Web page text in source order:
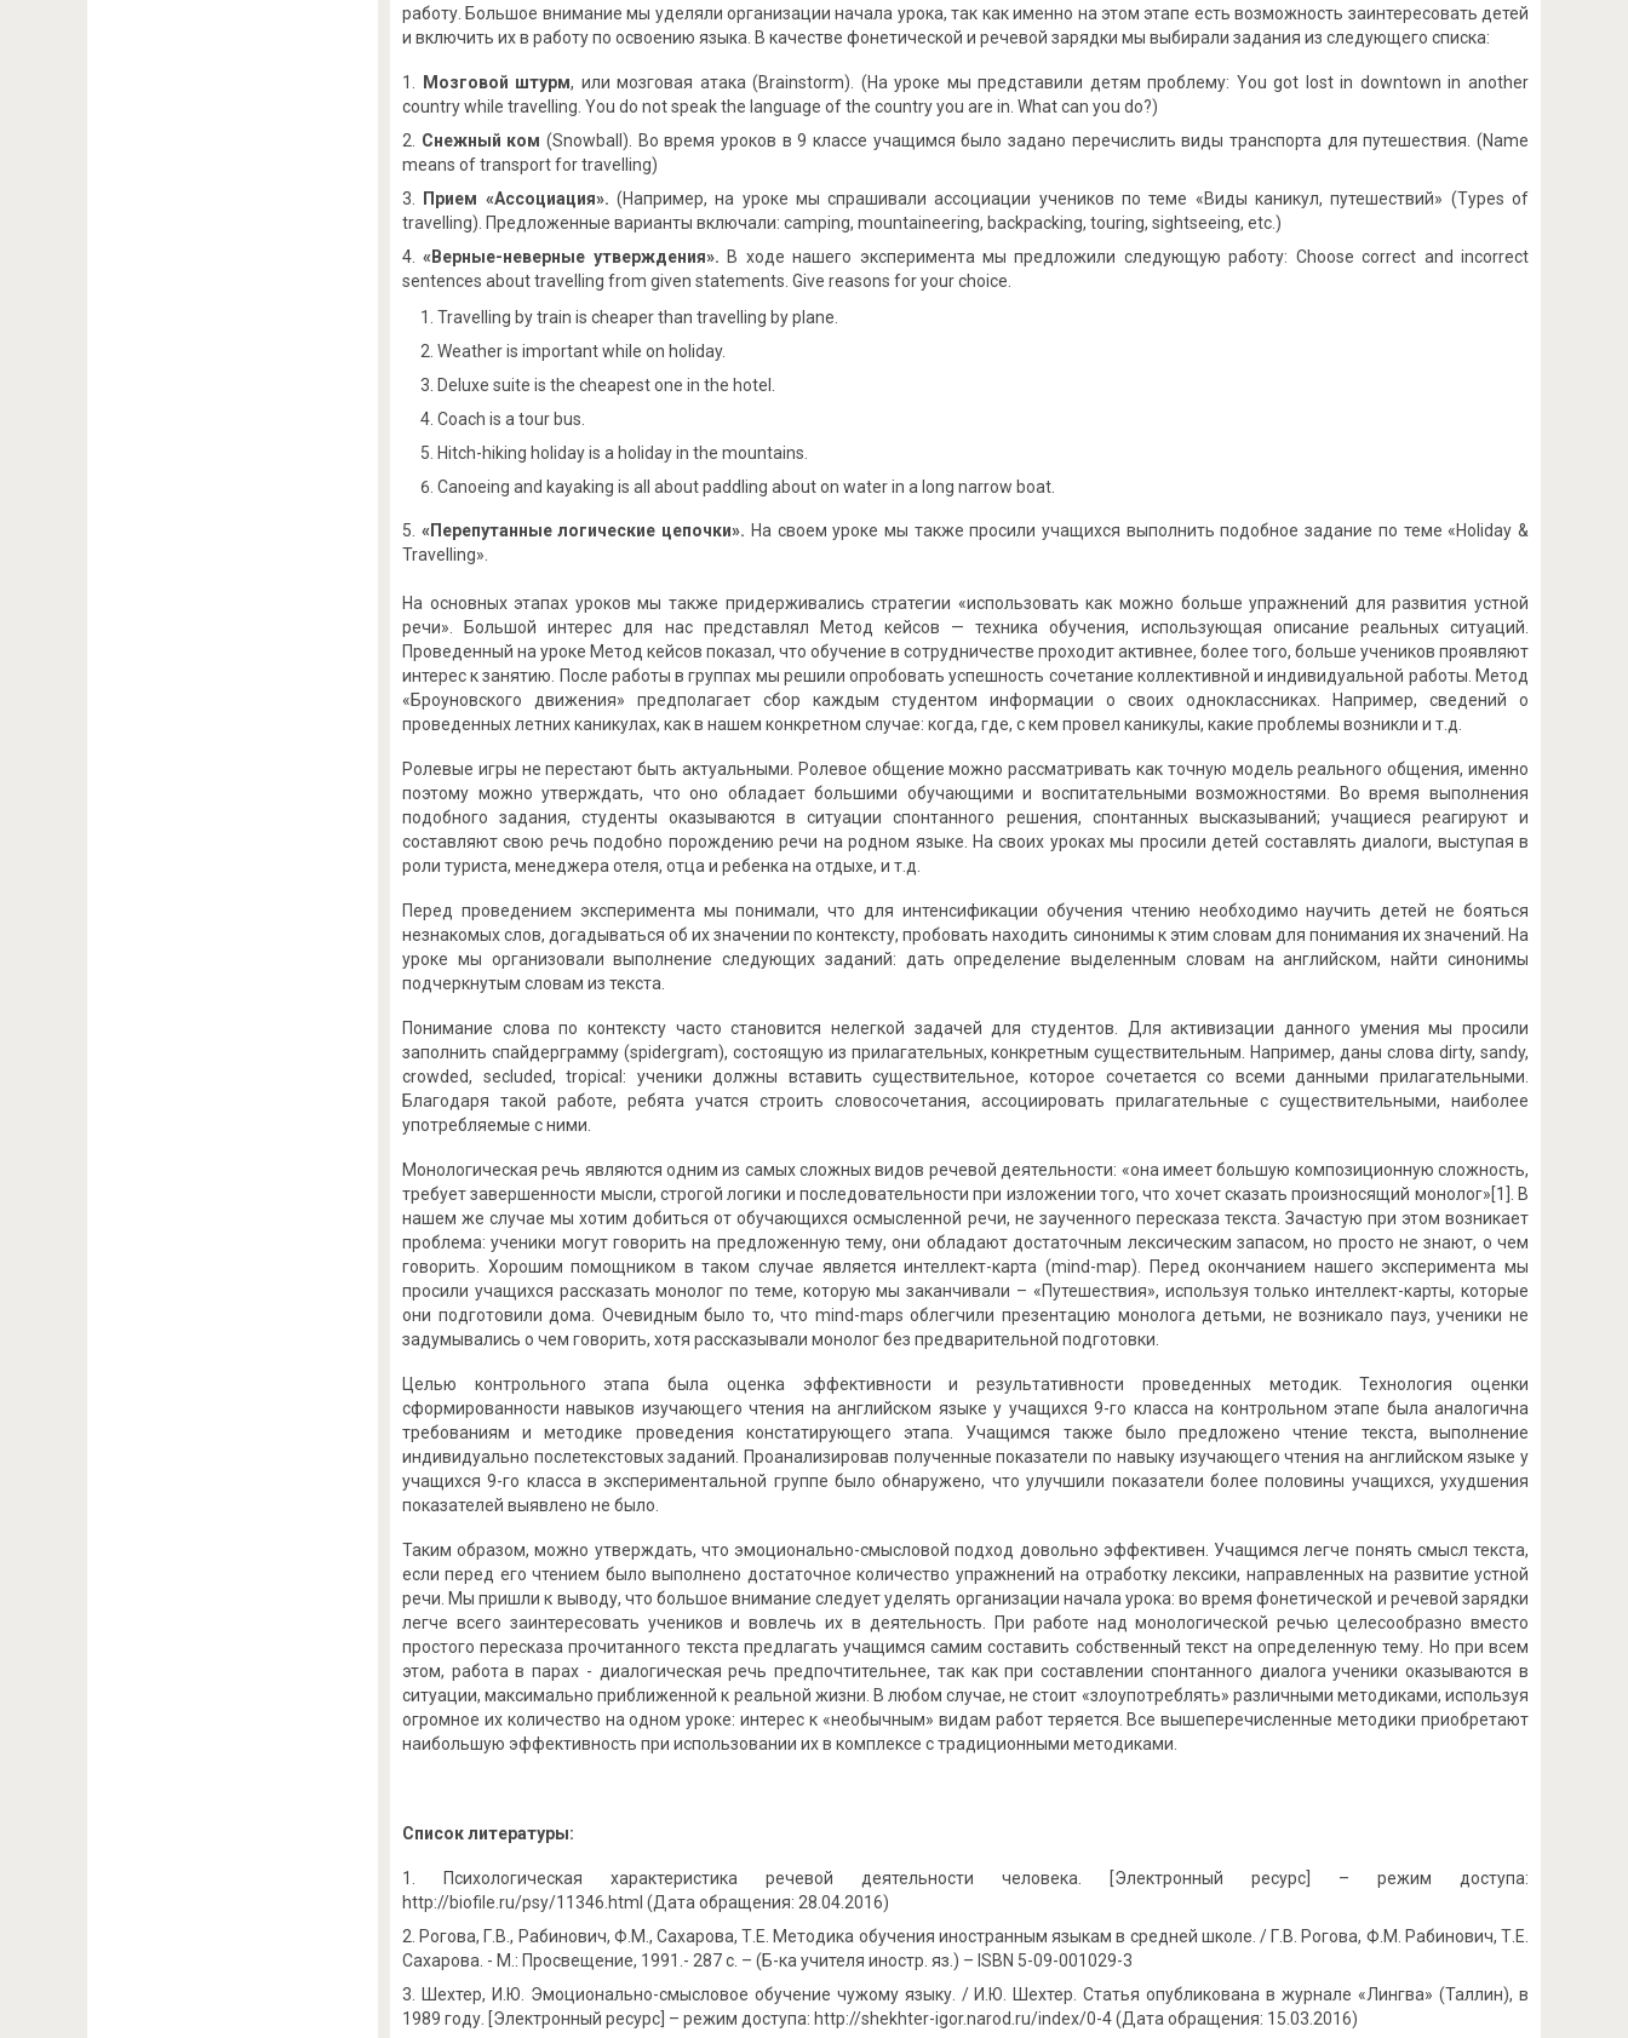
работу. Большое внимание мы уделяли организации начала урока, так как именно на этом этапе есть возможность заинтересовать детей
и включить их в работу по освоению языка. В качестве фонетической и речевой зарядки мы выбирали задания из следующего списка:
Мозговой штурм, или мозговая атака (Brainstorm). (На уроке мы представили детям проблему: You got lost in downtown in another
country while travelling. You do not speak the language of the country you are in. What can you do?)
Снежный ком (Snowball). Во время уроков в 9 классе учащимся было задано перечислить виды транспорта для путешествия. (Name
means of transport for travelling)
Прием «Ассоциация». (Например, на уроке мы спрашивали ассоциации учеников по теме «Виды каникул, путешествий» (Types of
travelling). Предложенные варианты включали: camping, mountaineering, backpacking, touring, sightseeing, etc.)
«Верные-неверные утверждения». В ходе нашего эксперимента мы предложили следующую работу: Choose correct and incorrect
sentences about travelling from given statements. Give reasons for your choice.
Travelling by train is cheaper than travelling by plane.
Weather is important while on holiday.
Deluxe suite is the cheapest one in the hotel.
Coach is a tour bus.
Hitch-hiking holiday is a holiday in the mountains.
Canoeing and kayaking is all about paddling about on water in a long narrow boat.
«Перепутанные логические цепочки». На своем уроке мы также просили учащихся выполнить подобное задание по теме «Holiday &
Travelling».
На основных этапах уроков мы также придерживались стратегии «использовать как можно больше упражнений для развития устной
речи». Большой интерес для нас представлял Метод кейсов — техника обучения, использующая описание реальных ситуаций.
Проведенный на уроке Метод кейсов показал, что обучение в сотрудничестве проходит активнее, более того, больше учеников проявляют
интерес к занятию. После работы в группах мы решили опробовать успешность сочетание коллективной и индивидуальной работы. Метод
«Броуновского движения» предполагает сбор каждым студентом информации о своих одноклассниках. Например, сведений о
проведенных летних каникулах, как в нашем конкретном случае: когда, где, с кем провел каникулы, какие проблемы возникли и т.д.
Ролевые игры не перестают быть актуальными. Ролевое общение можно рассматривать как точную модель реального общения, именно
поэтому можно утверждать, что оно обладает большими обучающими и воспитательными возможностями. Во время выполнения
подобного задания, студенты оказываются в ситуации спонтанного решения, спонтанных высказываний; учащиеся реагируют и
составляют свою речь подобно порождению речи на родном языке. На своих уроках мы просили детей составлять диалоги, выступая в
роли туриста, менеджера отеля, отца и ребенка на отдыхе, и т.д.
Перед проведением эксперимента мы понимали, что для интенсификации обучения чтению необходимо научить детей не бояться
незнакомых слов, догадываться об их значении по контексту, пробовать находить синонимы к этим словам для понимания их значений. На
уроке мы организовали выполнение следующих заданий: дать определение выделенным словам на английском, найти синонимы
подчеркнутым словам из текста.
Понимание слова по контексту часто становится нелегкой задачей для студентов. Для активизации данного умения мы просили
заполнить спайдерграмму (spidergram), состоящую из прилагательных, конкретным существительным. Например, даны слова dirty, sandy,
crowded, secluded, tropical: ученики должны вставить существительное, которое сочетается со всеми данными прилагательными.
Благодаря такой работе, ребята учатся строить словосочетания, ассоциировать прилагательные с существительными, наиболее
употребляемые с ними.
Монологическая речь являются одним из самых сложных видов речевой деятельности: «она имеет боль­шую композиционную сложность,
требует завершенности мысли, строгой логики и последовательности при изложении того, что хочет сказать произносящий монолог»[1]. В
нашем же случае мы хотим добиться от обучающихся осмысленной речи, не заученного пересказа текста. Зачастую при этом возникает
проблема: ученики могут говорить на предложенную тему, они обладают достаточным лексическим запасом, но просто не знают, о чем
говорить. Хорошим помощником в таком случае является интеллект-карта (mind-map). Перед окончанием нашего эксперимента мы
просили учащихся рассказать монолог по теме, которую мы заканчивали – «Путешествия», используя только интеллект-карты, которые
они подготовили дома. Очевидным было то, что mind-maps облегчили презентацию монолога детьми, не возникало пауз, ученики не
задумывались о чем говорить, хотя рассказывали монолог без предварительной подготовки.
Целью контрольного этапа была оценка эффективности и результативности проведенных методик. Технология оценки
сформированности навыков изучающего чтения на английском языке у учащихся 9-го класса на контрольном этапе была аналогична
требованиям и методике проведения констатирующего этапа. Учащимся также было предложено чтение текста, выполнение
индивидуально послетекстовых заданий. Проанализировав полученные показатели по навыку изучающего чтения на английском языке у
учащихся 9-го класса в экспериментальной группе было обнаружено, что улучшили показатели более половины учащихся, ухудшения
показателей выявлено не было.
Таким образом, можно утверждать, что эмоционально-смысловой подход довольно эффективен. Учащимся легче понять смысл текста,
если перед его чтением было выполнено достаточное количество упражнений на отработку лексики, направленных на развитие устной
речи. Мы пришли к выводу, что большое внимание следует уделять организации начала урока: во время фонетической и речевой зарядки
легче всего заинтересовать учеников и вовлечь их в деятельность. При работе над монологической речью целесообразно вместо
простого пересказа прочитанного текста предлагать учащимся самим составить собственный текст на определенную тему. Но при всем
этом, работа в парах - диалогическая речь предпочтительнее, так как при составлении спонтанного диалога ученики оказываются в
ситуации, максимально приближенной к реальной жизни. В любом случае, не стоит «злоупотреблять» различными методиками, используя
огромное их количество на одном уроке: интерес к «необычным» видам работ теряется. Все вышеперечисленные методики приобретают
наибольшую эффективность при использовании их в комплексе с традиционными методиками.
Список литературы:
Психологическая характеристика речевой деятельности человека. [Электронный ресурс] – режим доступа:
http://biofile.ru/psy/11346.html (Дата обращения: 28.04.2016)
Рогова, Г.В., Рабинович, Ф.М., Сахарова, Т.Е. Методика обучения иностранным языкам в средней школе. / Г.В. Рогова, Ф.М. Рабинович, Т.Е.
Сахарова. - М.: Просвещение, 1991.- 287 с. – (Б-ка учителя иностр. яз.) – ISBN 5-09-001029-3
Шехтер, И.Ю. Эмоционально-смысловое обучение чужому языку. / И.Ю. Шехтер. Статья опубликована в журнале «Лингва» (Таллин), в
1989 году. [Электронный ресурс] – режим доступа: http://shekhter-igor.narod.ru/index/0-4 (Дата обращения: 15.03.2016)